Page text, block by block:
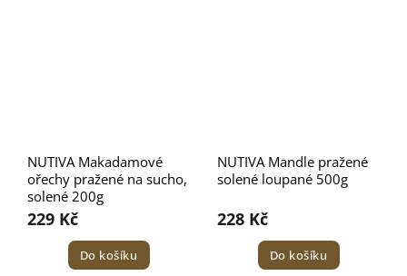
NUTIVA Makadamové
ořechy pražené na sucho,
solené 200g
229 Kč
Do košíku
NUTIVA Mandle pražené
solené loupané 500g
228 Kč
Do košíku